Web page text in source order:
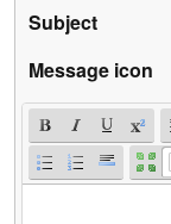
Subject
Message icon